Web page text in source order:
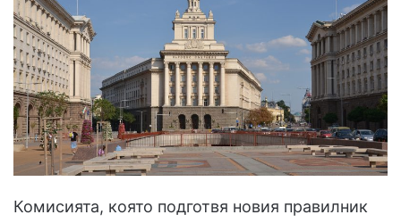
Комисията, която подготвя новия правилник